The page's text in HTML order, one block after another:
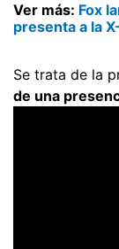
Ver más: Fox
presenta a la
Se trata de la
de una